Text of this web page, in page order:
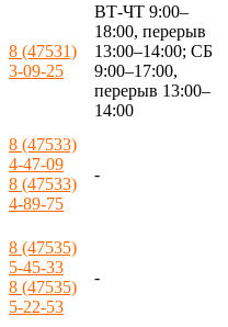
8 (47531)
3-09-25
ВТ-ЧТ 9:00–
18:00, перерыв
13:00–14:00; СБ
9:00–17:00,
перерыв 13:00–
14:00
8 (47533)
4-47-09
8 (47533)
4-89-75
-
8 (47535)
5-45-33
8 (47535)
5-22-53
-